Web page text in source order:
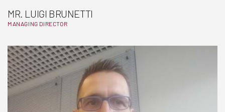
MR. LUIGI BRUNETTI
MANAGING DIRECTOR